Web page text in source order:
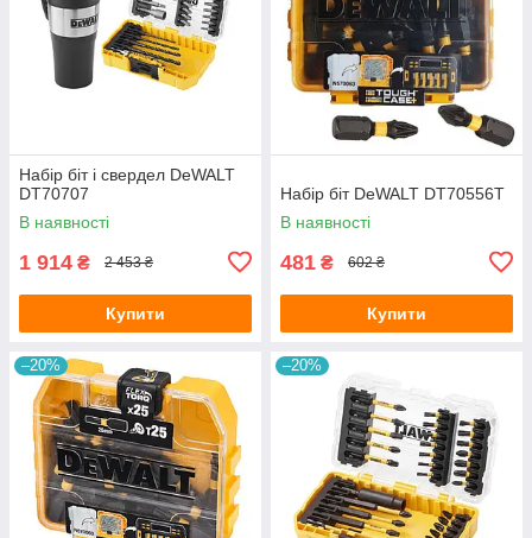
Набір біт і свердел DeWALT
DT70707
В наявності
1 914 ₴ 2 453 ₴
Купити
Набір біт DeWALT DT70556T
В наявності
481 ₴ 602 ₴
Купити
–20% –20%